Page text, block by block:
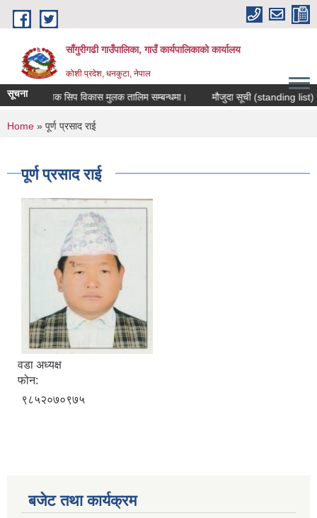
Skip to main content
साँगुरीगढी गाउँपालिका, गाउँ कार्यपालिकाको कार्यालय
कोशी प्रदेश, धनकुटा, नेपाल
सूचना
व्यवसायिक सिप विकास मुलक तालिम सम्बन्धमा। मौजुदा सूची (standing list)
You are here
Home » पूर्ण प्रसाद राई
पूर्ण प्रसाद राई
वडा अध्यक्ष
फोन:
९८५२०७०९७५
बजेट तथा कार्यक्रम